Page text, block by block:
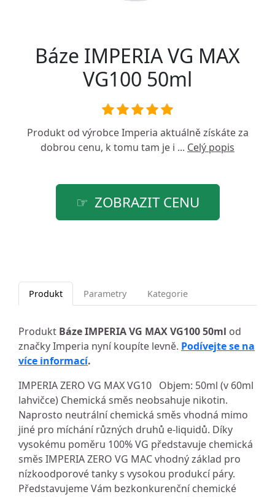
Báze IMPERIA VG MAX
VG100 50ml
Produkt od výrobceImperia aktuálně získáte za
dobrou cenu, k tomu tam je i ... Celý popis
ZOBRAZIT CENU
Produkt Parametry Kategorie
Produkt Báze IMPERIA VG MAX VG100 50ml od
značky Imperia nyní koupíte levně. Podívejte se na
více informací.
IMPERIA ZERO VG MAX VG10 Objem: 50ml (v 60ml
lahvičce) Chemická směs neobsahuje nikotin.
Naprosto neutrální chemická směs vhodná mimo
jiné pro míchání různých druhů e-liquidů. Díky
vysokému poměru 100% VG představuje chemická
směs IMPERIA ZERO VG MAC vhodný základ pro
nízkoodporové tanky s vysokou produkcí páry.
Představujeme Vám bezkonkurenční chemické